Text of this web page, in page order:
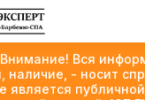
Вся
наличие, - носит
является